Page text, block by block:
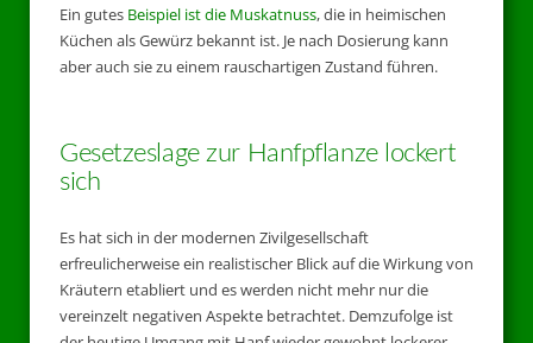
Ein gutes Beispiel ist die Muskatnuss, die in heimischen
Küchen als Gewürz bekannt ist. Je nach Dosierung kann
aber auch sie zu einem rauschartigen Zustand führen.
Gesetzeslage zur Hanfpflanze lockert
sich
Es hat sich in der modernen Zivilgesellschaft
erfreulicherweise ein realistischer Blick auf die Wirkung von
Kräutern etabliert und es werden nicht mehr nur die
vereinzelt negativen Aspekte betrachtet. Demzufolge ist